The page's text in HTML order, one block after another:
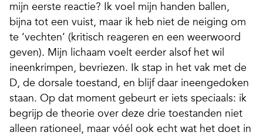
mijn eerste reactie? Ik voel mijn handen ballen,
bijna tot een vuist, maar ik heb niet de neiging om
te ‘vechten’ (kritisch reageren en een weerwoord
geven). Mijn lichaam voelt eerder alsof het wil
ineenkrimpen, bevriezen. Ik stap in het vak met de
D, de dorsale toestand, en blijf daar ineengedoken
staan. Op dat moment gebeurt er iets speciaals: ik
begrijp de theorie over deze drie toestanden niet
alleen rationeel, maar vóél ook echt wat het doet in